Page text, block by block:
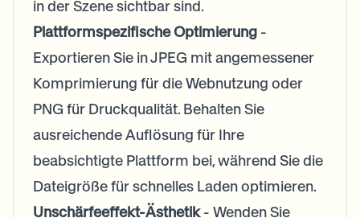
in der Szene sichtbar sind.
Plattformspezifische Optimierung -
Exportieren Sie in JPEG mit angemessener
Komprimierung für die Webnutzung oder
PNG für Druckqualität. Behalten Sie
ausreichende Auflösung für Ihre
beabsichtigte Plattform bei, während Sie die
Dateigröße für schnelles Laden optimieren.
Unschärfeeffekt-Ästhetik- Wenden Sie